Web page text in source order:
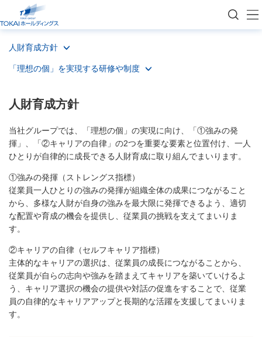
トップページ サステナビリティ
人財育成方針
人財育成方針
「理想の個」を実現する研修や制度
人財育成方針
当社グループでは、「理想の個」の実現に向け、「①強みの発
揮」、「②キャリアの自律」の2つを重要な要素と位置付け、一人
ひとりが自律的に成長できる人財育成に取り組んでまいります。
①強みの発揮（ストレングス指標）
従業員一人ひとりの強みの発揮が組織全体の成果につながること
から、多様な人財が自身の強みを最大限に発揮できるよう、適切
な配置や育成の機会を提供し、従業員の挑戦を支えてまいりま
す。
②キャリアの自律（セルフキャリア指標）
主体的なキャリアの選択は、従業員の成長につながることから、
従業員が自らの志向や強みを踏まえてキャリアを築いていけるよ
う、キャリア選択の機会の提供や対話の促進をすることで、従業
員の自律的なキャリアアップと長期的な活躍を支援してまいりま
す。